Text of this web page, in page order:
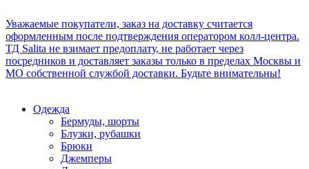
Уважаемые покупатели, заказ на доставку считается
оформленным после подтверждения оператором колл-центра.
ТД Salita не взимает предоплату, не работает через
посредников и доставляет заказы только в пределах Москвы и
МО собственной службой доставки. Будьте внимательны!
Одежда
Бермуды, шорты
Блузки, рубашки
Брюки
Джемперы